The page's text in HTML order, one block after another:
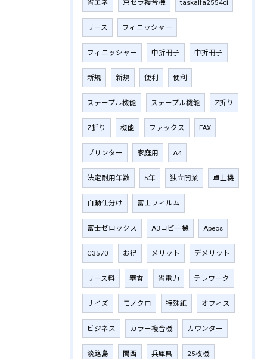
省エネ 京セラ複合機 taskalfa2554ci
リース フィニッシャー
フィニッシャー 中折冊子 中折冊子
新規 新規 便利 便利
ステープル機能 ステープル機能 Z折り
Z折り 機能 ファックス FAX
プリンター 家庭用 A4
法定耐用年数 5年 独立開業 卓上機
自動仕分け 富士フィルム
富士ゼロックス A3コピー機 Apeos
C3570 お得 メリット デメリット
リース料 審査 省電力 テレワーク
サイズ モノクロ 特殊紙 オフィス
ビジネス カラー複合機 カウンター
淡路島 関西 兵庫県 25枚機